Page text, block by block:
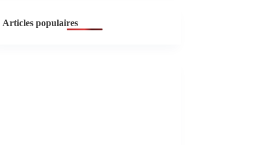
Articles populaires